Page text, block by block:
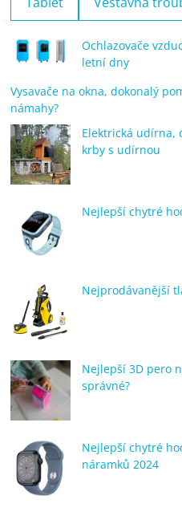
Ochlazovače
letní dny
Vysavače na okna, dokonalý
námahy?
Elektrická udírna,
krby s udírnou
Nejlepší chytré
Nejprodávanější
Nejlepší 3D pero
správné?
Nejlepší chytré
náramků 2024